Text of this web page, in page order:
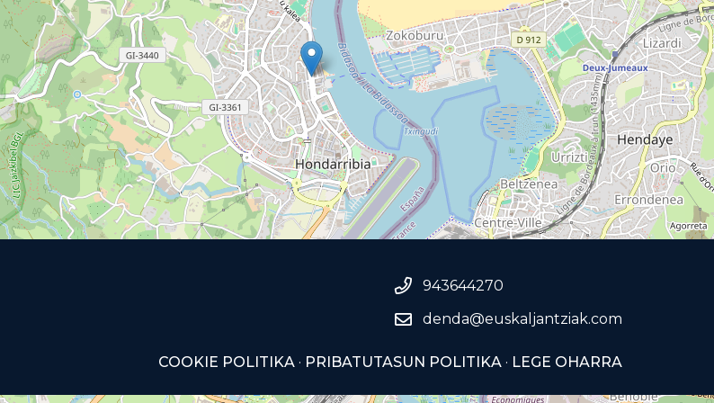
943644270
denda@euskaljantziak.com
COOKIE POLITIKA · PRIBATUTASUN POLITIKA · LEGE OHARRA